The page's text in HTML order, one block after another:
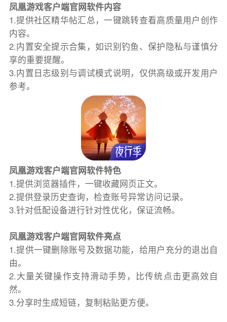
凤凰游戏客户端官网软件内容
1.提供社区精华帖汇总，一键跳转查看高质量用户创作
内容。
2.内置安全提示合集，如识别钓鱼、保护隐私与谨慎分
享的重要提醒。
3.内置日志级别与调试模式说明，仅供高级或开发用户
参考。
凤凰游戏客户端官网软件特色
1.提供浏览器插件，一键收藏网页正文。
2.提供登录历史查询，检查账号异常访问记录。
3.针对低配设备进行针对性优化，保证流畅。
凤凰游戏客户端官网软件亮点
1.提供一键删除账号及数据功能，给用户充分的退出自
由。
2.大量关键操作支持滑动手势，比传统点击更高效自
然。
3.分享时生成短链，复制粘贴更方便。